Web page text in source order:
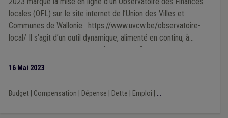
locales (OFL) sur le site internet de l’Union des Villes et
Communes de Wallonie : https://www.uvcw.be/observatoire-
local/ Il s’agit d’un outil dynamique, alimenté en continu, à
personnes désireuses d’appréhender par les chiffres et
16 Mai 2023
Budget| Compensation Dépense Dette Emploi ...